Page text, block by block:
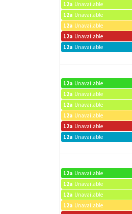
12a Unavailable
12a Unavailable
12a Unavailable
12a Unavailable
12a Unavailable
12a Unavailable
12a Unavailable
12a Unavailable
12a Unavailable
12a Unavailable
12a Unavailable
12a Unavailable
12a Unavailable
12a Unavailable
12a Unavailable